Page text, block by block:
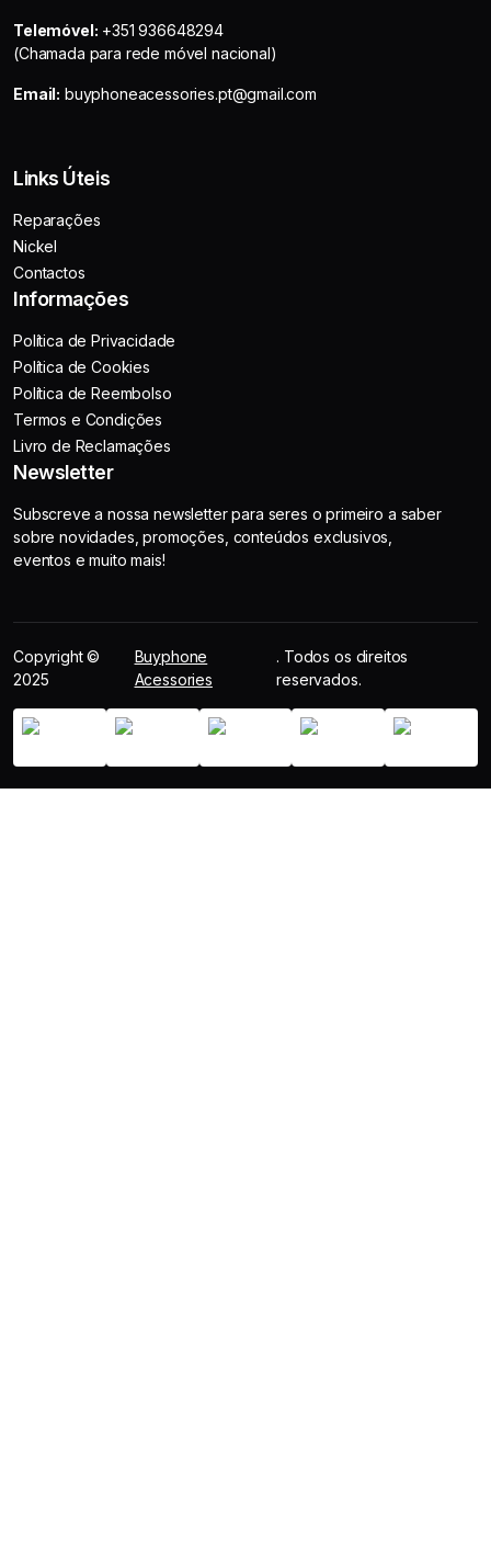
Telemóvel: +351 936648294
(Chamada para rede móvel nacional)
Email: buyphoneacessories.pt@gmail.com
Links Úteis
Reparações
Nickel
Contactos
Informações
Política de Privacidade
Política de Cookies
Política de Reembolso
Termos e Condições
Livro de Reclamações
Newsletter
Subscreve a nossa newsletter para seres o primeiro a saber
sobre novidades, promoções, conteúdos exclusivos,
eventos e muito mais!
Copyright ©
2025
Buyphone
Acessories
. Todos os direitos
reservados.